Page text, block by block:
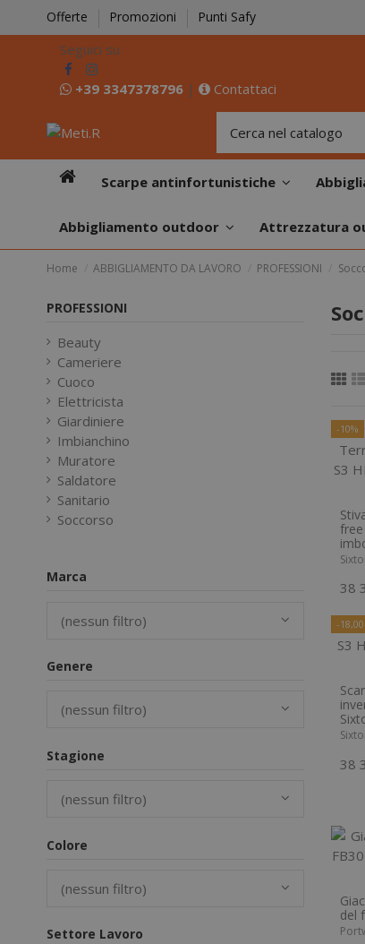
Offerte Promozioni Punti Safy
Seguici su
+39 3347378796 | Contattaci
Scarpe antinfortunistiche
Abbigliamento outdoor Attrezzatura
Home ABBIGLIAMENTO DA LAVORO PROFESSIONI
-10%
38
-
38
del
PROFESSIONI
Beauty
Cameriere
Cuoco
Elettricista
Giardiniere
Imbianchino
Muratore
Saldatore
Sanitario
Soccorso
Marca
(nessun filtro)
Genere
(nessun filtro)
Stagione
(nessun filtro)
Colore
(nessun filtro)
Settore Lavoro